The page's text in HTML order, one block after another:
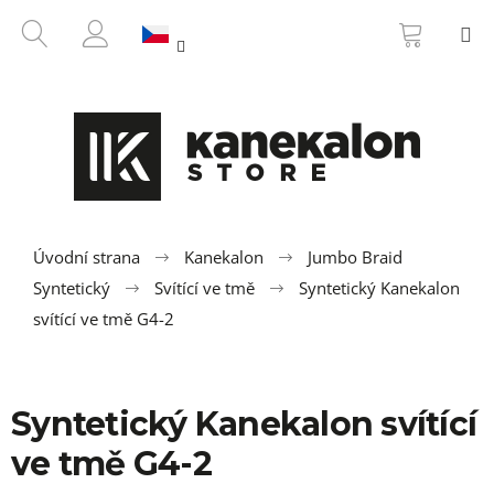
HLEDAT
PŘIHLÁŠENÍ
KOŠÍK
Úvodní strana Kanekalon
Jumbo Braid
Syntetický
Svítící ve tmě
Syntetický Kanekalon
svítící ve tmě G4-2
Syntetický Kanekalon svítící
ve tmě G4-2
ZPĚT
ZPĚT
e
b
e
t
e